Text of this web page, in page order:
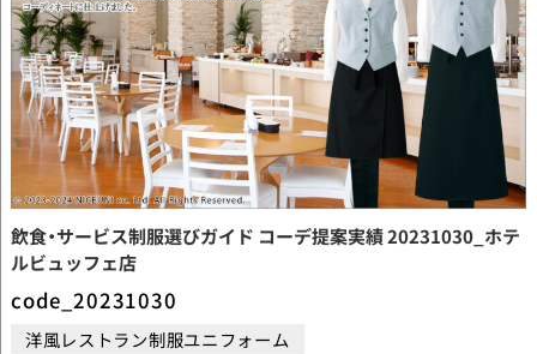
飲食・サービス制服選びガイド コーデ提案実績 20231030_ホテ
ルビュッフェ店
code_20231030
洋風レストラン制服ユニフォーム